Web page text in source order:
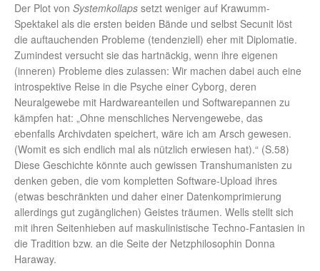
Der Plot von Systemkollaps setzt weniger auf Krawumm-
Spektakel als die ersten beiden Bände und selbst Secunit löst
die auftauchenden Probleme (tendenziell) eher mit Diplomatie.
Zumindest versucht sie das hartnäckig, wenn ihre eigenen
(inneren) Probleme dies zulassen: Wir machen dabei auch eine
introspektive Reise in die Psyche einer Cyborg, deren
Neuralgewebe mit Hardwareanteilen und Softwarepannen zu
kämpfen hat: „Ohne menschliches Nervengewebe, das
ebenfalls Archivdaten speichert, wäre ich am Arsch gewesen.
(Womit es sich endlich mal als nützlich erwiesen hat).“ (S.58)
Diese Geschichte könnte auch gewissen Transhumanisten zu
denken geben, die vom kompletten Software-Upload ihres
(etwas beschränkten und daher einer Datenkomprimierung
allerdings gut zugänglichen) Geistes träumen. Wells stellt sich
mit ihren Seitenhieben auf maskulinistische Techno-Fantasien in
die Tradition bzw. an die Seite der Netzphilosophin Donna
Haraway.